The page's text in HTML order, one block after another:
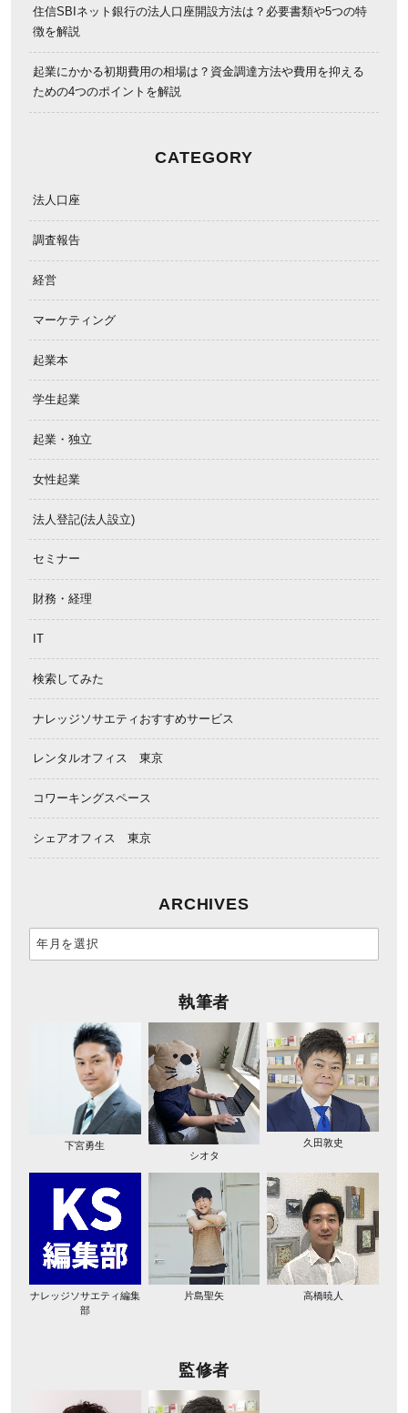
住信SBIネット銀行の法人口座開設方法は？必要書類や5つの特
徴を解説
起業にかかる初期費用の相場は？資金調達方法や費用を抑える
ための4つのポイントを解説
CATEGORY
法人口座
調査報告
経営
マーケティング
起業本
学生起業
起業・独立
女性起業
法人登記(法人設立)
セミナー
財務・経理
IT
検索してみた
ナレッジソサエティおすすめサービス
レンタルオフィス 東京
コワーキングスペース
シェアオフィス 東京
ARCHIVES
執筆者
下宮勇生
シオタ
久田敦史
ナレッジソサエティ編集
部
片島聖矢 高橋暁人
監修者